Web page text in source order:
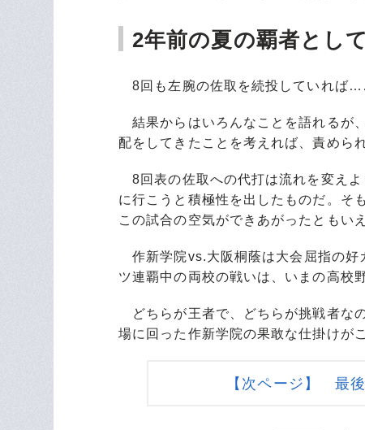
2年前の夏の覇者として
8回も左腕の佐取を続投していれば
結果からはいろんなことを語れるが
配をしてきたことを考えれば、責めら
8回表の佐取への代打は流れを変えよ
に行こうと積極性を出したものだ。そ
この試合の空気ができあがったともいえ
作新学院vs.大阪桐蔭は大会屈指の好
ツ連覇中の両校の戦いは、いまの高校
どちらが王者で、どちらが挑戦者な
場に回った作新学院の果敢な仕掛けが
【次ページ】 最